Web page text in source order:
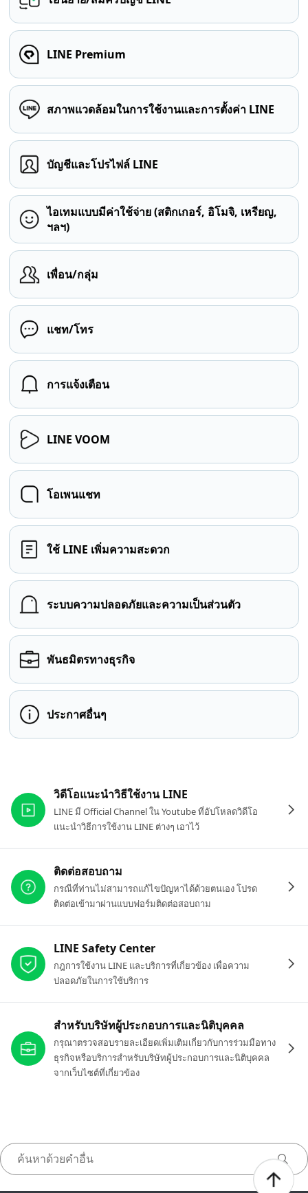
LINE Premium
สภาพแวดล้อมในการใช้งานและการตั้งค่า LINE
บัญชีและโปรไฟล์ LINE
ไอเทมแบบมีค่าใช้จ่าย (สติกเกอร์, อิโมจิ, เหรียญ,
ฯลฯ)
เพื่อน/กลุ่ม
แชท/โทร
การแจ้งเตือน
LINE VOOM
โอเพนแชท
ใช้ LINE เพิ่มความสะดวก
ระบบความปลอดภัยและความเป็นส่วนตัว
พันธมิตรทางธุรกิจ
ประกาศอื่นๆ
วิดีโอแนะนำวิธีใช้งาน LINE
LINE มี Official Channel ใน Youtube ที่อัปโหลดวิดีโอ
แนะนำวิธีการใช้งาน LINE ต่างๆ เอาไว้
ติดต่อสอบถาม
กรณีที่ท่านไม่สามารถแก้ไขปัญหาได้ด้วยตนเอง โปรด
ติดต่อเข้ามาผ่านแบบฟอร์มติดต่อสอบถาม
LINE Safety Center
กฎการใช้งาน LINE และบริการที่เกี่ยวข้อง เพื่อความ
ปลอดภัยในการใช้บริการ
สำหรับบริษัทผู้ประกอบการและนิติบุคคล
กรุณาตรวจสอบรายละเอียดเพิ่มเติมเกี่ยวกับการร่วมมือทาง
ธุรกิจหรือบริการสำหรับบริษัทผู้ประกอบการและนิติบุคคล
จากเว็บไซต์ที่เกี่ยวข้อง